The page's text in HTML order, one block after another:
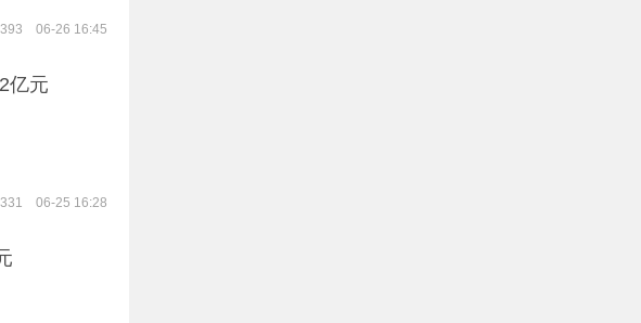
393 06-26 16:45
亿元
331 06-25 16:28